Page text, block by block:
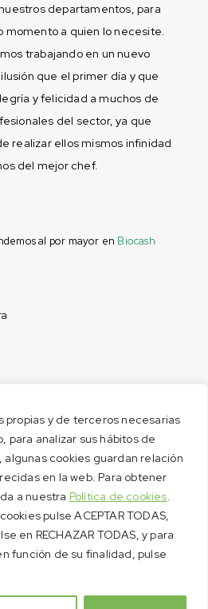
propias y de terceros necesarias
para analizar sus hábitos de
algunas cookies guardan relación
en la web. Para obtener
a nuestra Política de cookies.
pulse ACEPTAR TODAS,
en RECHAZAR TODAS, y para
función de su finalidad, pulse
departamentos, para
momento a quien lo necesite.
trabajando en un nuevo
que el primer día y que
y felicidad a muchos de
del sector, ya que
realizar ellos mismos infinidad
del mejor chef.
al por mayor en Biocash